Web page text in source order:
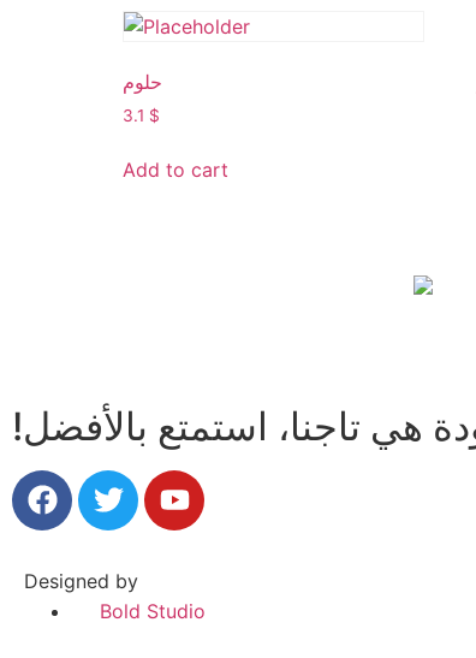
حلوم
3.1 $
Add to cart
Designed by
Bold Studio